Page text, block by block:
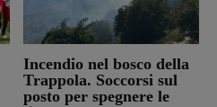
Incendio nel bosco della
Trappola. Soccorsi sul
posto per spegnere le